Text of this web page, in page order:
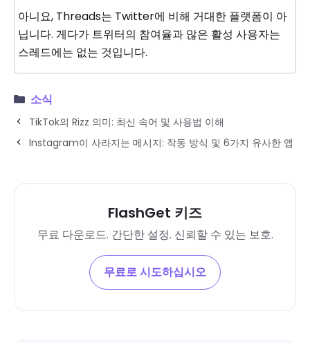
아니요, Threads는 Twitter에 비해 거대한 플랫폼이 아
닙니다. 게다가 트위터의 참여율과 많은 활성 사용자는
스레드에는 없는 것입니다.
소식
TikTok의 Rizz 의미: 최신 속어 및 사용법 이해
Instagram이 사라지는 메시지: 작동 방식 및 6가지 유사한 앱
FlashGet 키즈
무료 다운로드. 간단한 설정. 신뢰할 수 있는 보호.
무료로 시도하십시오